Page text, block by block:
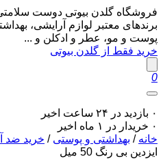
فروشگاه گلدن بیوتی دوست
برندهای معتبر لوازم آرایشی،
پوست و مو، عطر و ادکلن و ...
خرید فقط از گلدن بیوتی
0
۰ بازدید در ۲۴ ساعت اخیر
۰ خریدار در ۱ ماه اخیر
خانه / بهداشتی و پوستی / خرید ضد
ایزدین بی رنگ 50 میل